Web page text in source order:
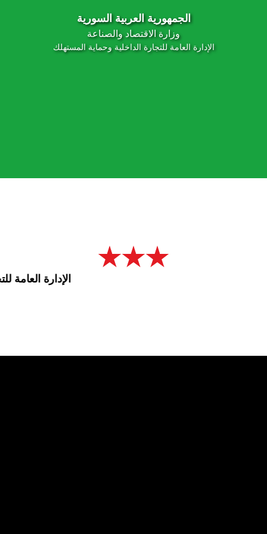
الجمهورية العربية السورية
وزارة الاقتصاد والصناعة
الإدارة العامة للتجارة الداخلية وحماية المستهلك
الإدارة العامة